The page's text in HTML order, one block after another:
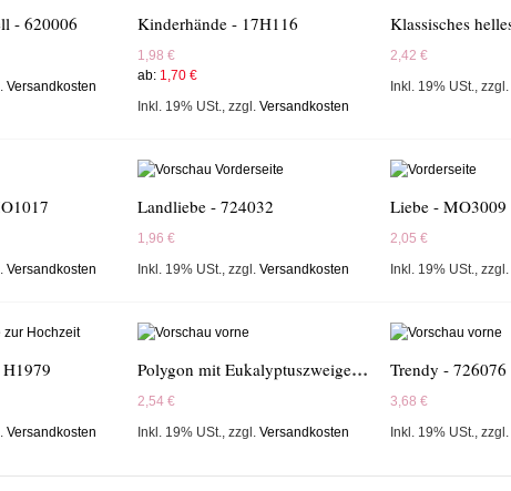
- 620006
Versandkosten
Kinderhände - 17H116
1,98 €
ab: 1,70 €
Inkl. 19% USt., zzgl. Versandkosten
2,42 €
Inkl. 19% USt., zzgl.
Versandkosten
Landliebe - 724032
1,96 €
Inkl. 19% USt., zzgl. Versandkosten
Liebe - MO3009
2,05 €
Inkl. 19% USt., zzgl.
Versandkosten
Polygon mit Eukalyptuszweigen - 689001
2,54 €
Inkl. 19% USt., zzgl. Versandkosten
Trendy - 726076
3,68 €
Inkl. 19% USt., zzgl.